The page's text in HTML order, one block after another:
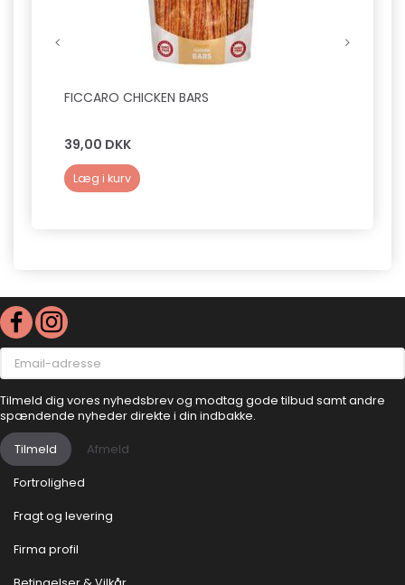
FICCARO CHICKEN BARS
39,00 DKK
Læg i kurv
Email-
adresse
Tilmeld dig vores nyhedsbrev og modtag gode tilbud samt andre
spændende nyheder direkte i din indbakke.
Tilmeld Afmeld
Fortrolighed
Fragt og levering
Firma profil